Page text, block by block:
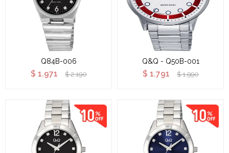
Q84B-006
$ 1.971 $ 2.190
Q&Q - Q50B-001
$ 1.791 $ 1.990